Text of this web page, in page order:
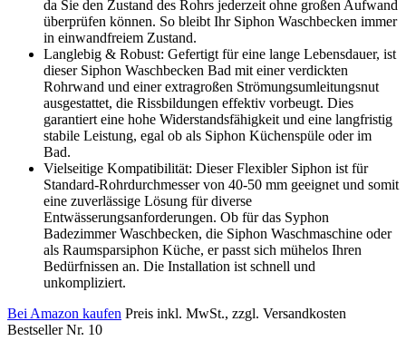
da Sie den Zustand des Rohrs jederzeit ohne großen Aufwand
überprüfen können. So bleibt Ihr Siphon Waschbecken immer
in einwandfreiem Zustand.
Langlebig & Robust: Gefertigt für eine lange Lebensdauer, ist
dieser Siphon Waschbecken Bad mit einer verdickten
Rohrwand und einer extragroßen Strömungsumleitungsnut
ausgestattet, die Rissbildungen effektiv vorbeugt. Dies
garantiert eine hohe Widerstandsfähigkeit und eine langfristig
stabile Leistung, egal ob als Siphon Küchenspüle oder im
Bad.
Vielseitige Kompatibilität: Dieser Flexibler Siphon ist für
Standard-Rohrdurchmesser von 40-50 mm geeignet und somit
eine zuverlässige Lösung für diverse
Entwässerungsanforderungen. Ob für das Syphon
Badezimmer Waschbecken, die Siphon Waschmaschine oder
als Raumsparsiphon Küche, er passt sich mühelos Ihren
Bedürfnissen an. Die Installation ist schnell und
unkompliziert.
Bei Amazon kaufen Preis inkl. MwSt., zzgl. Versandkosten
Bestseller Nr. 10